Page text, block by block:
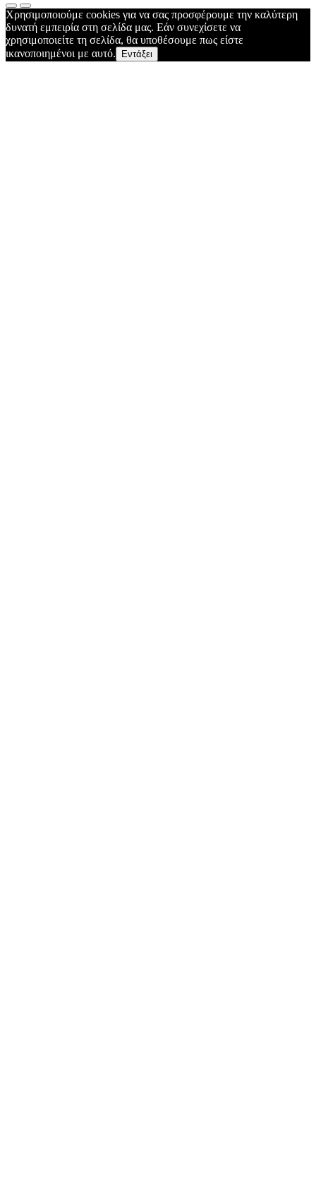
Χρησιμοποιούμε cookies για να σας προσφέρουμε την καλύτερη
δυνατή εμπειρία στη σελίδα μας. Εάν συνεχίσετε να
χρησιμοποιείτε τη σελίδα, θα υποθέσουμε πως είστε
ικανοποιημένοι με αυτό.
Εντάξει